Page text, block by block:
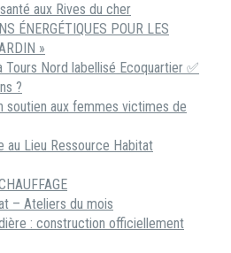
aux Rives du cher
ÉNERGÉTIQUES POUR LES
»
Tours Nord labellisé Ecoquartier ✅
?
soutien aux femmes victimes de
Lieu Ressource Habitat
– Ateliers du mois
: construction officiellement